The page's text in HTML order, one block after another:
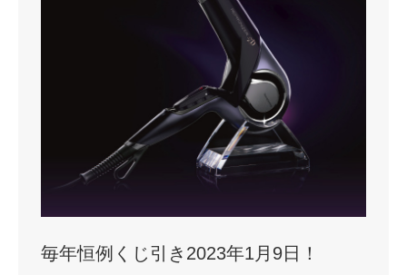
毎年恒例くじ引き2023年1月9日！